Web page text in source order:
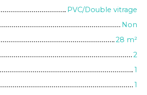
PVC/Double vitrage
Non
28 m²
2
1
1